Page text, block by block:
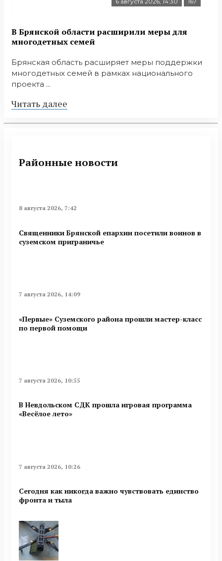
В Брянской области расширили меры для
многодетных семей
Брянская область расширяет меры поддержки
многодетных семей в рамках национального
проекта ...
Читать далее
Районные новости
8 августа 2026, 7:42
Священники Брянской епархии посетили воинов в
суземском приграничье
7 августа 2026, 14:09
«Первые» Суземского района прошли мастер-класс
по первой помощи
7 августа 2026, 10:55
В Невдольском СДК прошла игровая программа
«Весёлое лето»
7 августа 2026, 10:26
Сегодня как никогда важно чувствовать единство
фронта и тыла